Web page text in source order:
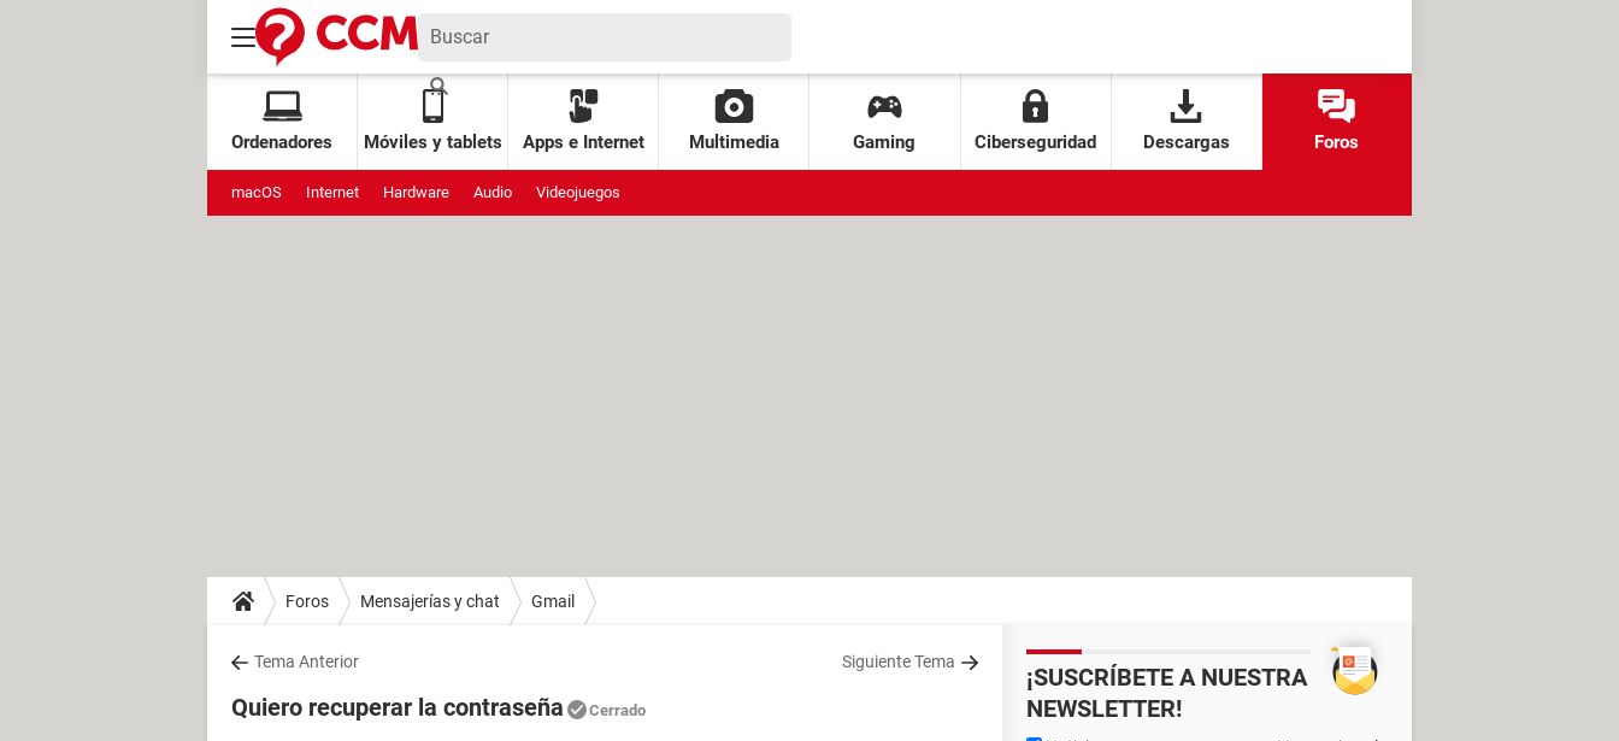
Ordenadores Móviles y tablets Apps e Internet Multimedia Gaming Ciberseguridad Descargas Foros
macOS Internet Hardware Audio Videojuegos
Foros Mensajerías y chat Gmail
Tema Anterior Siguiente Tema
Quiero recuperar la contraseña Cerrado
¡SUSCRÍBETE A NUESTRA
NEWSLETTER!